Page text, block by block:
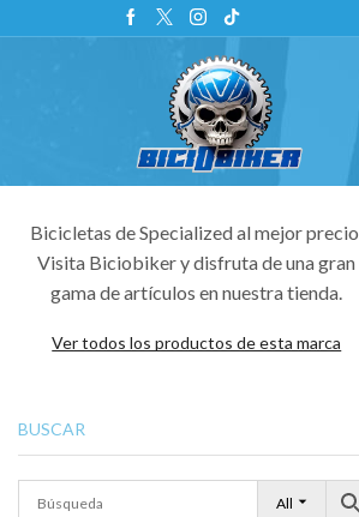
Bicicletas de Specialized al mejor precio.
Visita Biciobiker y disfruta de una gran
gama de artículos en nuestra tienda.
Ver todos los productos de esta marca
BUSCAR
All